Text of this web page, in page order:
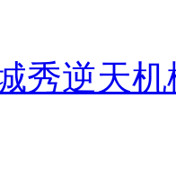
秀逆天机